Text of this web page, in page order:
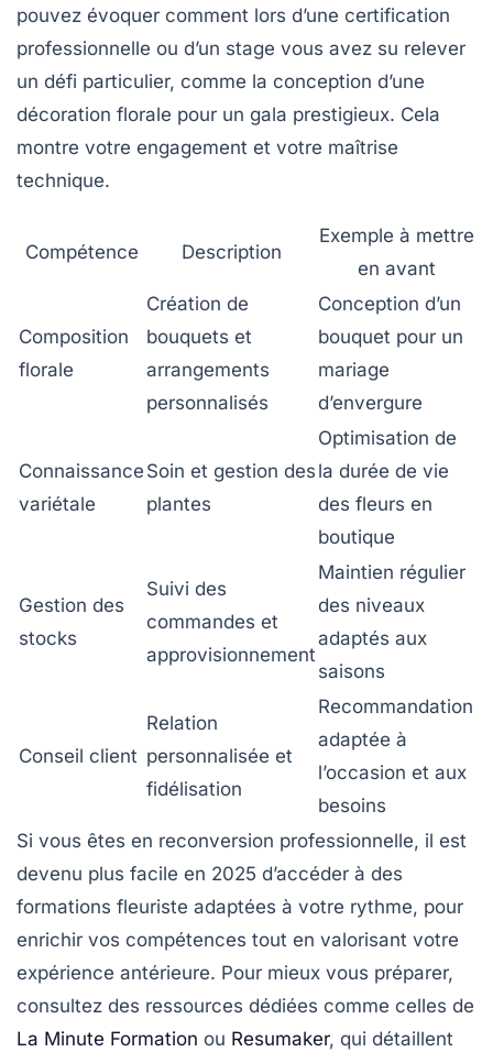
pouvez évoquer comment lors d’une certification
professionnelle ou d’un stage vous avez su relever
un défi particulier, comme la conception d’une
décoration florale pour un gala prestigieux. Cela
montre votre engagement et votre maîtrise
technique.
Compétence Description
Exemple à mettre
en avant
Composition
florale
Création de
bouquets et
arrangements
personnalisés
Conception d’un
bouquet pour un
mariage
d’envergure
Connaissance
variétale
Soin et gestion des
plantes
Optimisation de
la durée de vie
des fleurs en
boutique
Gestion des
stocks
Suivi des
commandes et
approvisionnement
Maintien régulier
des niveaux
adaptés aux
saisons
Conseil client
Relation
personnalisée et
fidélisation
Recommandation
adaptée à
l’occasion et aux
besoins
Si vous êtes en reconversion professionnelle, il est
devenu plus facile en 2025 d’accéder à des
formations fleuriste adaptées à votre rythme, pour
enrichir vos compétences tout en valorisant votre
expérience antérieure. Pour mieux vous préparer,
consultez des ressources dédiées comme celles de
La Minute Formation ou Resumaker, qui détaillent